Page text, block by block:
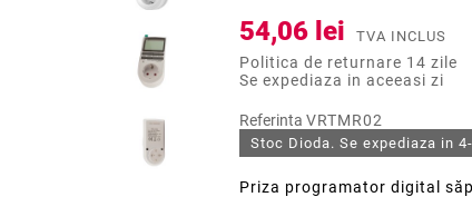
54,06 lei TVA INCLUS
Politica de returnare 14 zile
Se expediaza in aceeasi zi
Referinta VRTMR02
Stoc Dioda. Se expediaza in
Priza programator digital